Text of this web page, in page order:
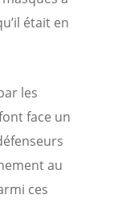
était en
les
face un
au
ces